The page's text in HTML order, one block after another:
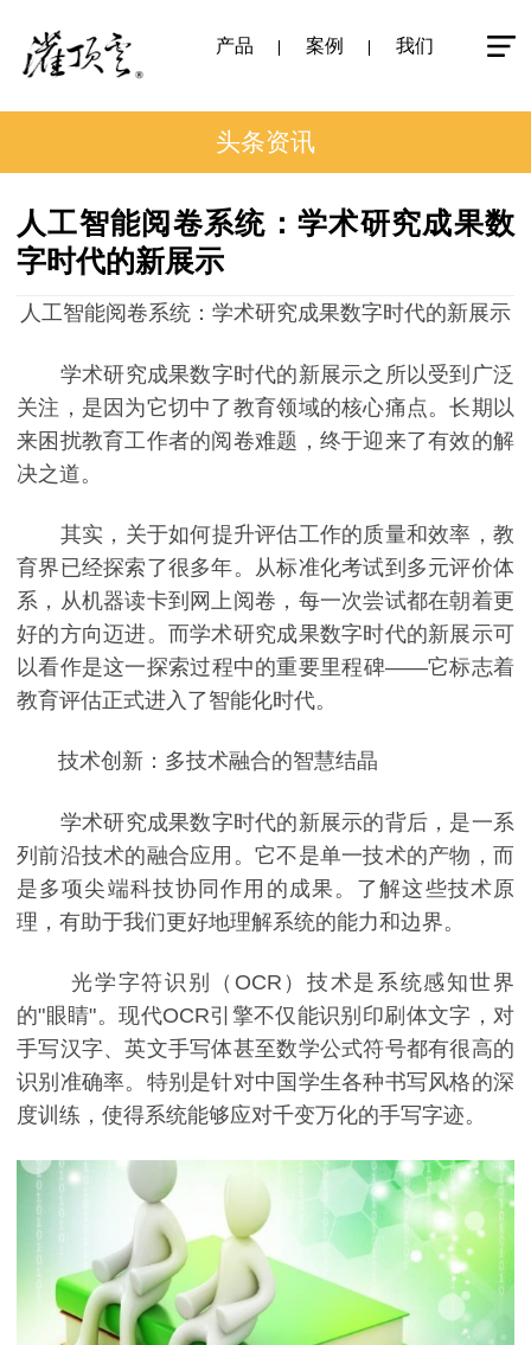
产品 案例 我们
头条资讯
人工智能阅卷系统：学术研究成果数
字时代的新展示
人工智能阅卷系统：学术研究成果数字时代的新展示
学术研究成果数字时代的新展示之所以受到广泛
关注，是因为它切中了教育领域的核心痛点。长期以
来困扰教育工作者的阅卷难题，终于迎来了有效的解
决之道。
其实，关于如何提升评估工作的质量和效率，教
育界已经探索了很多年。从标准化考试到多元评价体
系，从机器读卡到网上阅卷，每一次尝试都在朝着更
好的方向迈进。而学术研究成果数字时代的新展示可
以看作是这一探索过程中的重要里程碑——它标志着
教育评估正式进入了智能化时代。
技术创新：多技术融合的智慧结晶
学术研究成果数字时代的新展示的背后，是一系
列前沿技术的融合应用。它不是单一技术的产物，而
是多项尖端科技协同作用的成果。了解这些技术原
理，有助于我们更好地理解系统的能力和边界。
光学字符识别（OCR）技术是系统感知世界
的"眼睛"。现代OCR引擎不仅能识别印刷体文字，对
手写汉字、英文手写体甚至数学公式符号都有很高的
识别准确率。特别是针对中国学生各种书写风格的深
度训练，使得系统能够应对千变万化的手写字迹。